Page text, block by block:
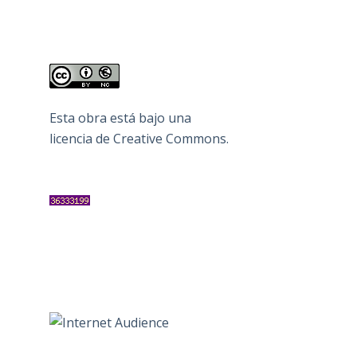
Esta obra está bajo una
licencia de Creative Commons.